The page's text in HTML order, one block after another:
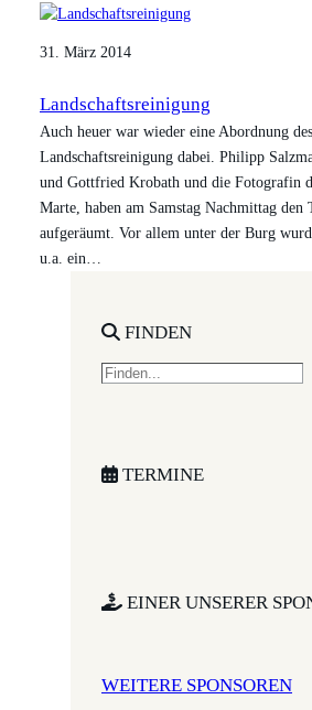
31. März 2014
Landschaftsreinigung
Auch heuer war wieder eine Abordnung
Landschaftsreinigung dabei. Philipp
und Gottfried Krobath und die Fotografin
Marte, haben am Samstag Nachmittag den
aufgeräumt. Vor allem unter der Burg
u.a. ein…
FINDEN
S
c
TERMINE
EINER UNSERER
WEITERE SPONSOREN